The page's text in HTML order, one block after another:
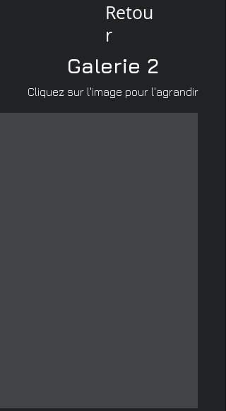
Retou
r
Galerie 2
Cliquez sur l'image pour l'agrandir